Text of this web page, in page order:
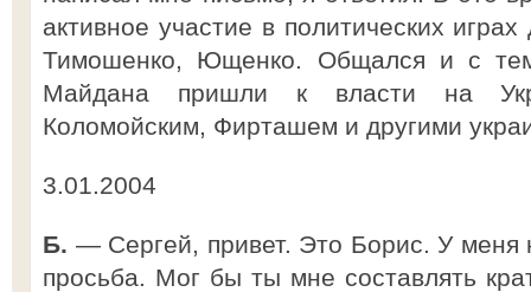
активное участие в политических
Тимошенко, Ющенко. Общался и с
Майдана пришли к власти на
Коломойским, Фирташем и другими
3.01.2004
Б. — Сергей, привет. Это Борис. У меня
просьба. Мог бы ты мне составлять